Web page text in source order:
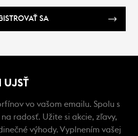
SA
UJSŤ
vo vašom emailu. Spolu s
radosť. Užite si akcie, zľavy,
výhody. Vyplnením vašej